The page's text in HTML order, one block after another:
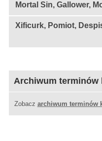
Mortal Sin, Gallower,
Xificurk, Pomiot,
Archiwum terminów
Zobacz archiwum terminów